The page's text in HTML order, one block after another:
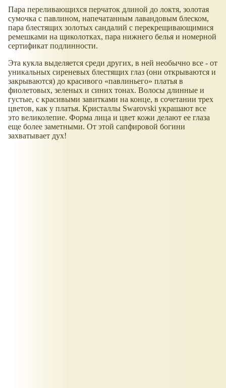
Пара переливающихся перчаток длиной до локтя, золотая
сумочка с павлином, напечатанным лавандовым блеском,
пара блестящих золотых сандалий с перекрещивающимися
ремешками на щиколотках, пара нижнего белья и номерной
сертификат подлинности.
Эта кукла выделяется среди других, в ней необычно все - от
уникальных сиреневых блестящих глаз (они открываются и
закрываются) до красивого
павлиньего
платья в
фиолетовых, зеленых и синих тонах. Волосы длинные и
густые, с красивыми завитками на конце, в сочетании трех
цветов, как у платья. Кристаллы Swarovski украшают все
это великолепие. Форма лица и цвет кожи делают ее глаза
еще более заметными. От этой сапфировой богини
захватывает дух!